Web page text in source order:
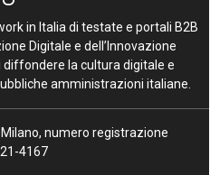
in Italia di testate e portali B2B
Digitale e dell’Innovazione
diffondere la cultura digitale e
amministrazioni italiane.
numero registrazione
4167